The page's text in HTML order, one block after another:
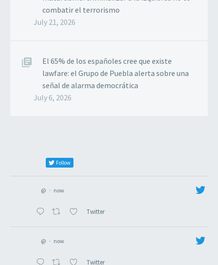
combatir el terrorismo
July 21, 2026
El 65% de los españoles cree que existe
lawfare: el Grupo de Puebla alerta sobre una
señal de alarma democrática
July 6, 2026
Follow
@ · now
Twitter
@ · now
Twitter